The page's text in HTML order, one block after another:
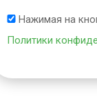
Нажимая на
Политики